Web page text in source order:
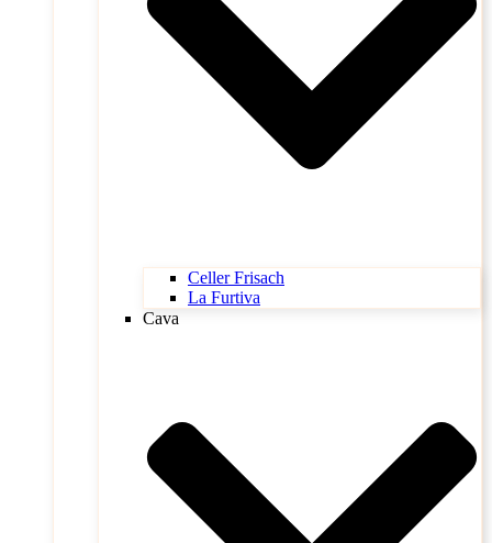
Celler Frisach
La Furtiva
Cava